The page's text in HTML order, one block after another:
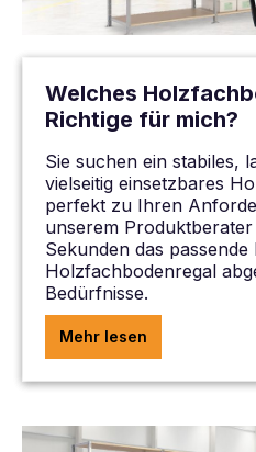
Welches
Richtige für mich?
Sie suchen ein stabiles,
vielseitig einsetzbares
perfekt zu Ihren
unserem
Sekunden das passende
Holzfachbodenregal
Bedürfnisse.
Mehr lesen